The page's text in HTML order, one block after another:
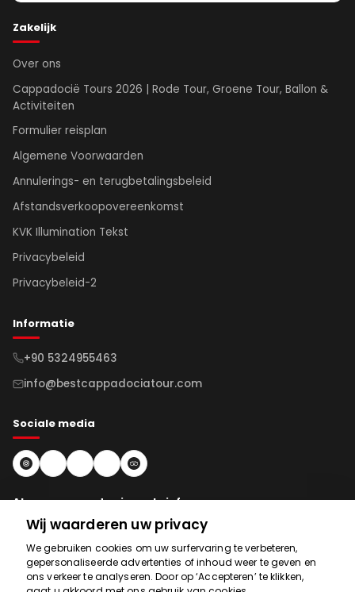
Zakelijk
Over ons
Cappadocië Tours 2026 | Rode Tour, Groene Tour, Ballon &
Activiteiten
Formulier reisplan
Algemene Voorwaarden
Annulerings- en terugbetalingsbeleid
Afstandsverkoopovereenkomst
KVK Illumination Tekst
Privacybeleid
Privacybeleid-2
Informatie
+90 5324955463
info@bestcappadociatour.com
Sociale media
Abonneren op de nieuwsbrief
Abonneren
Wij waarderen uw privacy
We gebruiken cookies om uw surfervaring te verbeteren,
gepersonaliseerde advertenties of inhoud weer te geven en
ons verkeer te analyseren. Door op ‘Accepteren’ te klikken,